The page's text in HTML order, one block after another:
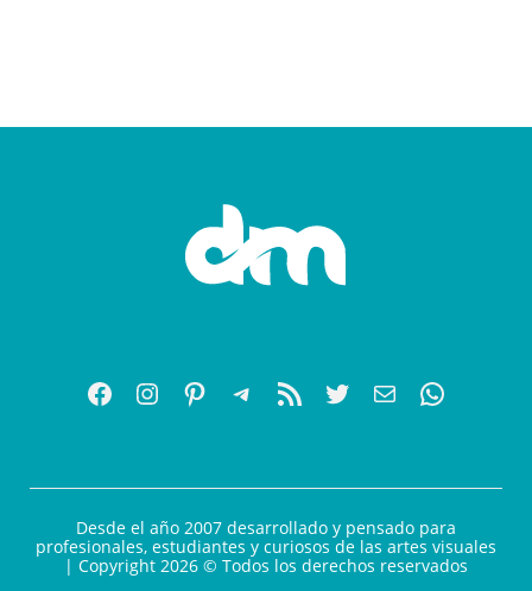
Desde el año 2007 desarrollado y pensado para
profesionales, estudiantes y curiosos de las artes visuales
| Copyright 2026 © Todos los derechos reservados